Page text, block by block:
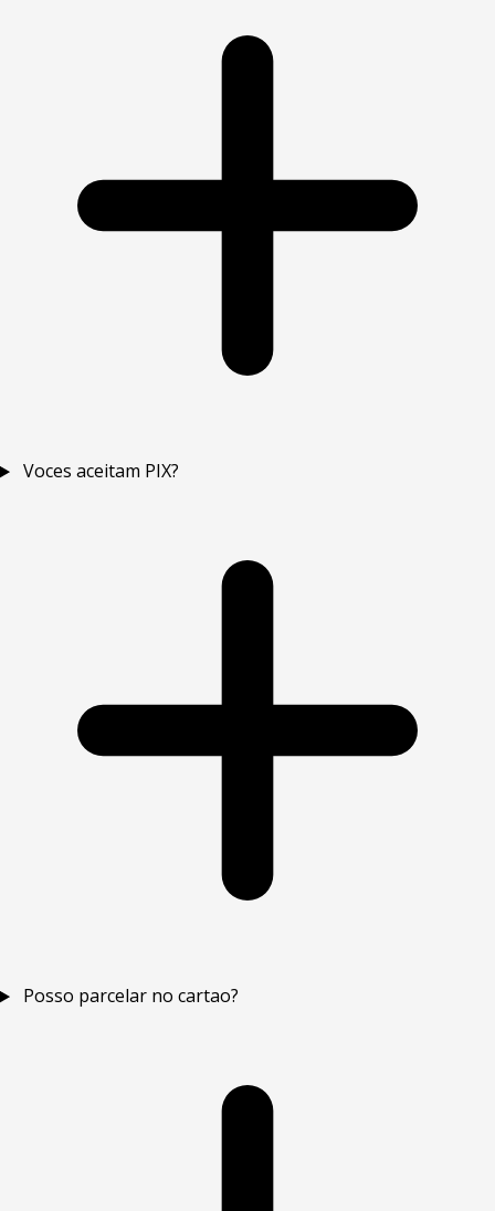
Voces aceitam PIX?
Posso parcelar no cartao?